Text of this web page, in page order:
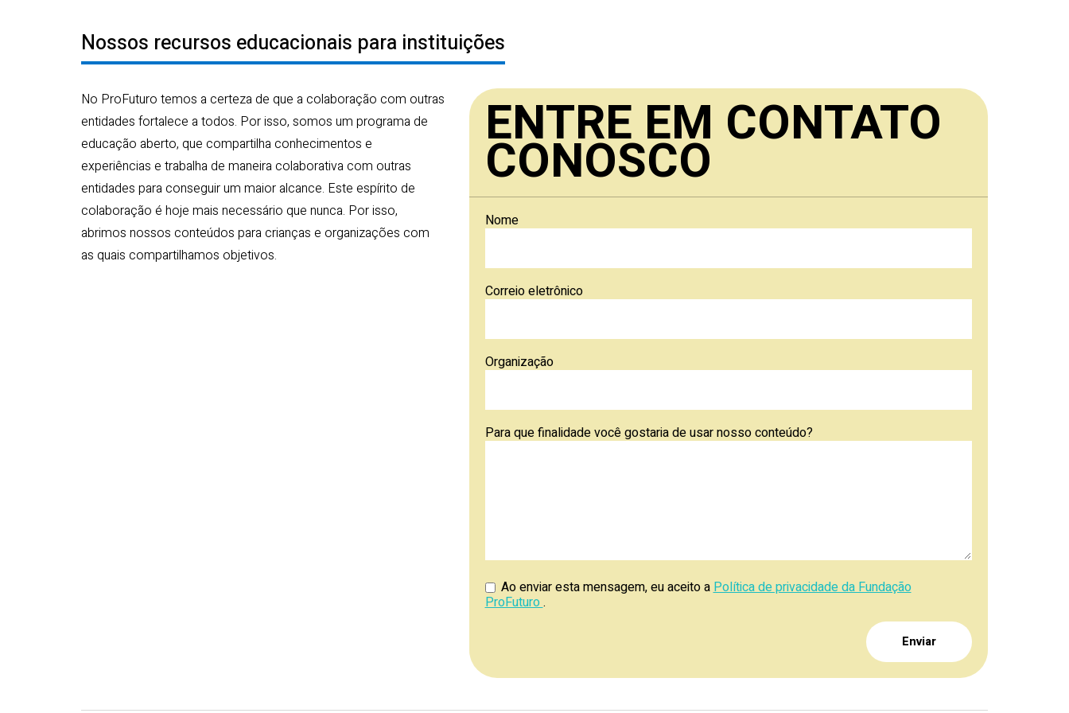
Nossos recursos educacionais para instituições
No ProFuturo temos a certeza de que a colaboração com outras
entidades fortalece a todos. Por isso, somos um programa de
educação aberto, que compartilha conhecimentos e
experiências e trabalha de maneira colaborativa com outras
entidades para conseguir um maior alcance. Este espírito de
colaboração é hoje mais necessário que nunca. Por isso,
abrimos nossos conteúdos para crianças e organizações com
as quais compartilhamos objetivos.
ENTRE EM CONTATO
CONOSCO
Nome
Correio eletrônico
Organização
Para que finalidade você gostaria de usar nosso conteúdo?
Ao enviar esta mensagem, eu aceito aPolítica de privacidade da Fundação
ProFuturo.